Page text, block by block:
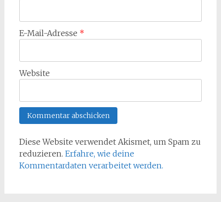
E-Mail-Adresse *
Website
Diese Website verwendet Akismet, um Spam zu
reduzieren. Erfahre, wie deine
Kommentardaten verarbeitet werden.